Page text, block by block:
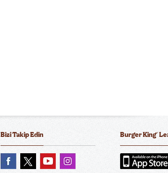
Burger King®
Bizi Takip Edin